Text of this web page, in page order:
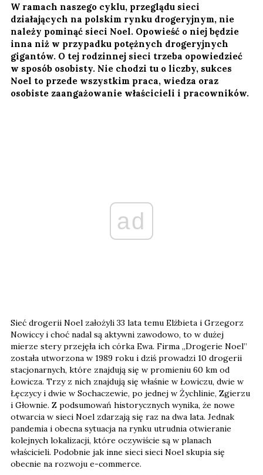
W ramach naszego cyklu, przeglądu sieci
działających na polskim rynku drogeryjnym, nie
należy pominąć sieci Noel. Opowieść o niej będzie
inna niż w przypadku potężnych drogeryjnych
gigantów. O tej rodzinnej sieci trzeba opowiedzieć
w sposób osobisty. Nie chodzi tu o liczby, sukces
Noel to przede wszystkim praca, wiedza oraz
osobiste zaangażowanie właścicieli i pracowników.
ad
Sieć drogerii Noel założyli 33 lata temu Elżbieta i Grzegorz
Nowiccy i choć nadal są aktywni zawodowo, to w dużej
mierze stery przejęła ich córka Ewa. Firma „Drogerie Noel”
została utworzona w 1989 roku i dziś prowadzi 10 drogerii
stacjonarnych, które znajdują się w promieniu 60 km od
Łowicza. Trzy z nich znajdują się właśnie w Łowiczu, dwie w
Łęczycy i dwie w Sochaczewie, po jednej w Żychlinie, Zgierzu
i Głownie. Z podsumowań historycznych wynika, że nowe
otwarcia w sieci Noel zdarzają się raz na dwa lata. Jednak
pandemia i obecna sytuacja na rynku utrudnia otwieranie
kolejnych lokalizacji, które oczywiście są w planach
właścicieli. Podobnie jak inne sieci sieci Noel skupia się
obecnie na rozwoju e-commerce.